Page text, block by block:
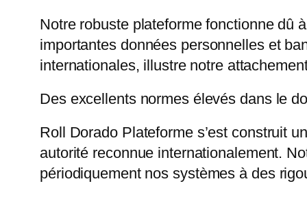
Notre robuste plateforme fonctionne dû
importantes données personnelles et
internationales, illustre notre
Des excellents normes élevés dans le
Roll Dorado Plateforme s’est construit
autorité reconnue internationalement.
périodiquement nos systèmes à des